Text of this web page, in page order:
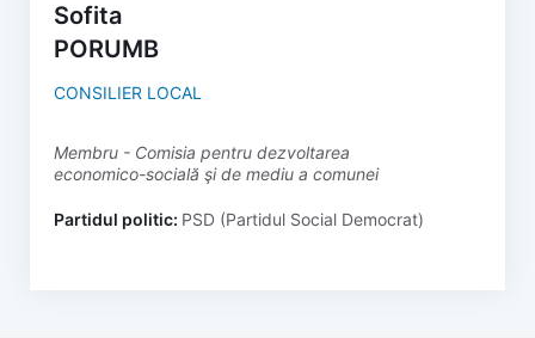
Sofita
PORUMB
CONSILIER LOCAL
membru - Comisia pentru dezvoltarea
economico-socială şi de mediu a comunei
Partidul politic: PSD (Partidul Social Democrat)